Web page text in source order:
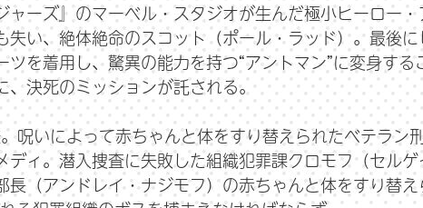
ャーズ』のマーベル・スタジオが生んだ極小ヒーロー
失い、絶体絶命のスコット（ポール・ラッド）。最後
ツを着用し、驚異の能力を持つ“アントマン”に変身す
、決死のミッションが託される。
呪いによって赤ちゃんと体をすり替えられたベテラン
ディ。潜入捜査に失敗した組織犯罪課クロモフ（セル
長（アンドレイ・ナジモフ）の赤ちゃんと体をすり替